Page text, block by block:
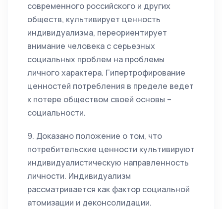
современного российского и других
обществ, культивирует ценность
индивидуализма, переориентирует
внимание человека с серьезных
социальных проблем на проблемы
личного характера. Гипертрофирование
ценностей потребления в пределе ведет
к потере обществом своей основы –
социальности.
9. Доказано положение о том, что
потребительские ценности культивируют
индивидуалистическую направленность
личности. Индивидуализм
рассматривается как фактор социальной
атомизации и деконсолидации.